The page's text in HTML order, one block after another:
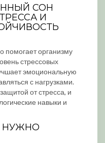
СОН
И
помогает организму
стрессовых
эмоциональную
с нагрузками.
от стресса, и
навыки и
НУЖНО